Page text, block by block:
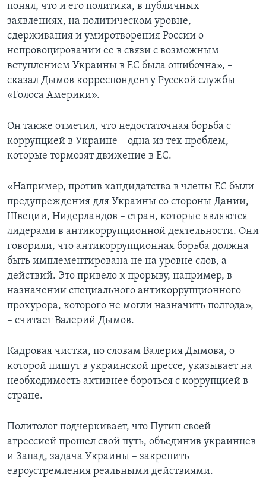
понял, что и его политика, в публичных
заявлениях, на политическом уровне,
сдерживания и умиротворения России о
непровоцировании ее в связи с возможным
вступлением Украины в ЕС была ошибочна», –
сказал Дымов корреспонденту Русской службы
«Голоса Америки».
Он также отметил, что недостаточная борьба с
коррупцией в Украине – одна из тех проблем,
которые тормозят движение в ЕС.
«Например, против кандидатства в члены ЕС были
предупреждения для Украины со стороны Дании,
Швеции, Нидерландов – стран, которые являются
лидерами в антикоррупционной деятельности. Они
говорили, что антикоррупционная борьба должна
быть имплементирована не на уровне слов, а
действий. Это привело к прорыву, например, в
назначении специального антикоррупционного
прокурора, которого не могли назначить полгода»,
– считает Валерий Дымов.
Кадровая чистка, по словам Валерия Дымова, о
которой пишут в украинской прессе, указывает на
необходимость активнее бороться с коррупцией в
стране.
Политолог подчеркивает, что Путин своей
агрессией прошел свой путь, объединив украинцев
и Запад, задача Украины – закрепить
евроустремления реальными действиями.